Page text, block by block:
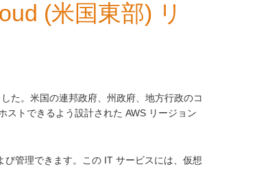
(米国東部) リ
た。米国の連邦政府、州政府、地方行政のコ
ストできるよう設計された AWS リージョン
管理できます。この IT サービスには、仮想